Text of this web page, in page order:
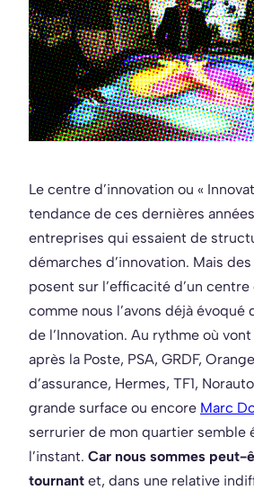
Le centre d’innovation ou «
tendance de ces dernières
entreprises qui essaient de
démarches d’innovation. Mais
posent sur l’efficacité d’un centre
comme nous l’avons déjà évoqué
de l’Innovation. Au rythme où
après la Poste, PSA, GRDF,
d’assurance, Hermes, TF1,
grande surface ou encore Marc
serrurier de mon quartier semble
l’instant. Car nous sommes peut-
tournant et, dans une relative